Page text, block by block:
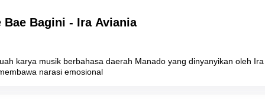
Bagini - Ira Aviania
karya musik berbahasa daerah Manado yang dinyanyikan oleh
narasi emosional